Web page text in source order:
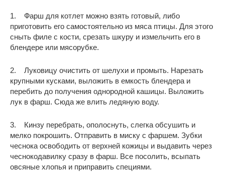
1. Фарш для котлет можно взять готовый, либо
приготовить его самостоятельно из мяса птицы. Для этого
сныть филе с кости, срезать шкуру и измельчить его в
блендере или мясорубке.
2. Луковицу очистить от шелухи и промыть. Нарезать
крупными кусками, выложить в емкость блендера и
перебить до получения однородной кашицы. Выложить
лук в фарш. Сюда же влить ледяную воду.
3. Кинзу перебрать, ополоснуть, слегка обсушить и
мелко покрошить. Отправить в миску с фаршем. Зубки
чеснока освободить от верхней кожицы и выдавить через
чеснокодавилку сразу в фарш. Все посолить, всыпать
овсяные хлопья и приправить специями.